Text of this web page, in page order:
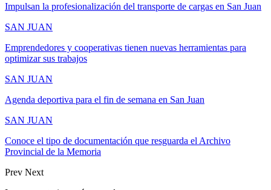
Impulsan la profesionalización del transporte de cargas en San Juan
SAN JUAN
Emprendedores y cooperativas tienen nuevas herramientas para
optimizar sus trabajos
SAN JUAN
Agenda deportiva para el fin de semana en San Juan
SAN JUAN
Conoce el tipo de documentación que resguarda el Archivo
Provincial de la Memoria
Prev Next